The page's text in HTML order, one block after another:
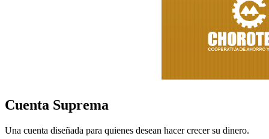
Cuenta Suprema
Una cuenta diseñada para quienes desean hacer crecer su dinero.